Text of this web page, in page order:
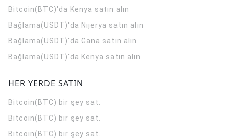
Bitcoin(BTC)'da Kenya satın alın
Bağlama(USDT)'da Nijerya satın alın
Bağlama(USDT)'da Gana satın alın
Bağlama(USDT)'da Kenya satın alın
HER YERDE SATIN
Bitcoin(BTC) bir şey sat.
Bitcoin(BTC) bir şey sat.
Bitcoin(BTC) bir şey sat.